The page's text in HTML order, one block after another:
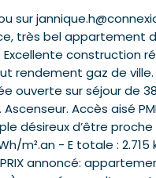
sur
très bel appartement
construction
rendement gaz de
ouverte sur séjour de
Accès aisé
désireux d’être
m².an - E totale : 2.715
annoncé: